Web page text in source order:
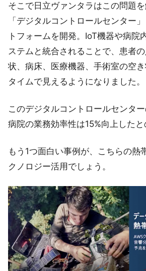
そこで日立ヴァンタラはこの問題を
「デジタルコントロールセンター
トフォームを開発。IoT機器や病院
ステムと統合されることで、患者
状、病床、医療機器、手術室の空
タイムで見えるようになりました。
このデジタルコントロールセンタ
病院の業務効率性は15%向上したと
もう1つ面白い事例が、こちらの熱
クノロジー活用でしょう。